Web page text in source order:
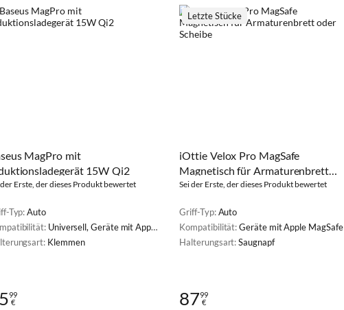
MagPro mit
15W Qi2
der Erste, der dieses Produkt bewertet
Typ:Auto
Universell, Geräte mit Apple MagSafe
Klemmen
99
€
iOttie Velox Pro MagSafe
Magnetisch für Armaturenbrett
oder Scheibe
Sei der Erste, der dieses Produkt bewertet
Griff-Typ:Auto
Kompatibilität:Geräte mit Apple MagSafe
Halterungsart:Saugnapf
Letzte Stücke
8799
€